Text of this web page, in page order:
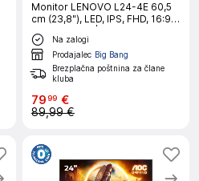
Monitor LENOVO L24-4E 60,5
cm (23,8"), LED, IPS, FHD, 16:9,
100 Hz, HDMI|Gaming
Na zalogi
Prodajalec Big Bang
Brezplačna poštnina za člane
kluba
7999 €
89,99 €